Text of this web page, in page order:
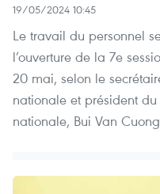
19/05/2024 10:45
Le travail du personnel
l’ouverture de la 7e
20 mai, selon le
nationale et président
nationale, Bui Van